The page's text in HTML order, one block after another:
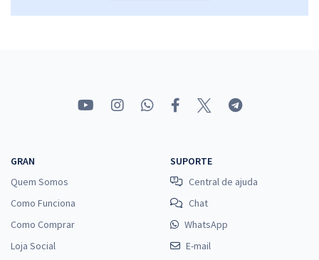
GRAN
Quem Somos
Como Funciona
Como Comprar
Loja Social
SUPORTE
Central de ajuda
Chat
WhatsApp
E-mail